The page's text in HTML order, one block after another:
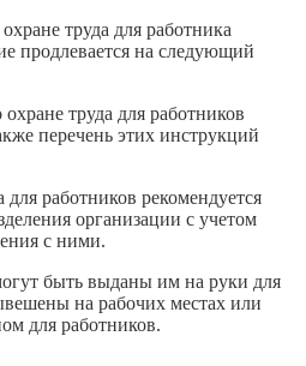
труда для работника
продлевается на следующий
труда для работников
перечень этих инструкций
работников рекомендуется
организации с учетом
с ними.
быть выданы им на руки для
на рабочих местах или
для работников.